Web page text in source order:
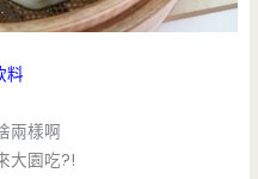
料
兩樣啊
大園吃?!